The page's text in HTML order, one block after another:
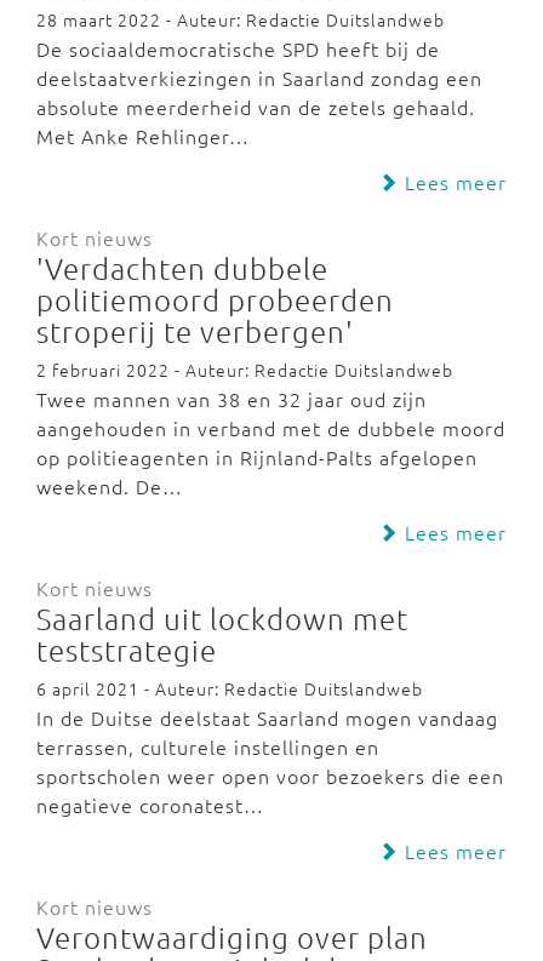
28 maart 2022 - Auteur: Redactie Duitslandweb
De sociaaldemocratische SPD heeft bij de
deelstaatverkiezingen in Saarland zondag een
absolute meerderheid van de zetels gehaald.
Met Anke Rehlinger…
Lees meer
Kort nieuws
'Verdachten dubbele
politiemoord probeerden
stroperij te verbergen'
2 februari 2022 - Auteur: Redactie Duitslandweb
Twee mannen van 38 en 32 jaar oud zijn
aangehouden in verband met de dubbele moord
op politieagenten in Rijnland-Palts afgelopen
weekend. De…
Lees meer
Kort nieuws
Saarland uit lockdown met
teststrategie
6 april 2021 - Auteur: Redactie Duitslandweb
In de Duitse deelstaat Saarland mogen vandaag
terrassen, culturele instellingen en
sportscholen weer open voor bezoekers die een
negatieve coronatest…
Lees meer
Kort nieuws
Verontwaardiging over plan